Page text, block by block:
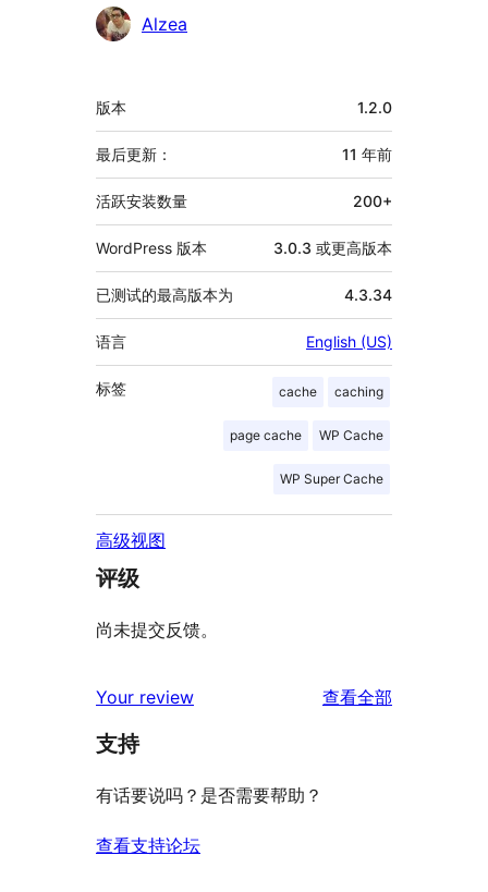
者 Alzea
额
外
信
息
版本 1.2.0
最后更新： 11 年前
活跃安装数量 200+
WordPress 版本 3.0.3 或更高版本
已测试的最高版本为 4.3.34
语言 English (US)
标签 cache caching
page cache WP Cache
WP Super Cache
高级视图
评级
尚未提交反馈。
Your review 查看全部
支持
有话要说吗？是否需要帮助？
查看支持论坛